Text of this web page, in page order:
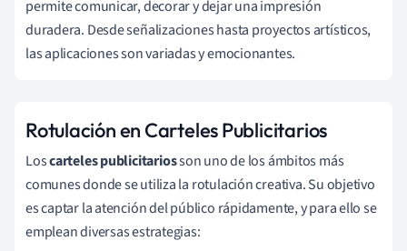
permite comunicar, decorar y dejar una impresión
duradera. Desde señalizaciones hasta proyectos artísticos,
las aplicaciones son variadas y emocionantes.
Rotulación en Carteles Publicitarios
Loscarteles publicitariosson uno de los ámbitos más
comunes donde se utiliza la rotulación creativa. Su objetivo
es captar la atención del público rápidamente, y para ello se
emplean diversas estrategias: